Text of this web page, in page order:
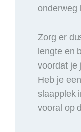
onderweg
Zorg er
lengte en
voordat je
Heb je
slaapplek
vooral op